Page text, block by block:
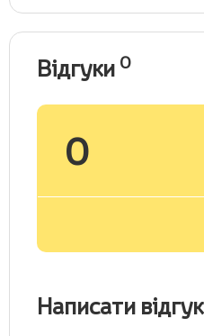
Відгуки 0
0
Написати відгук